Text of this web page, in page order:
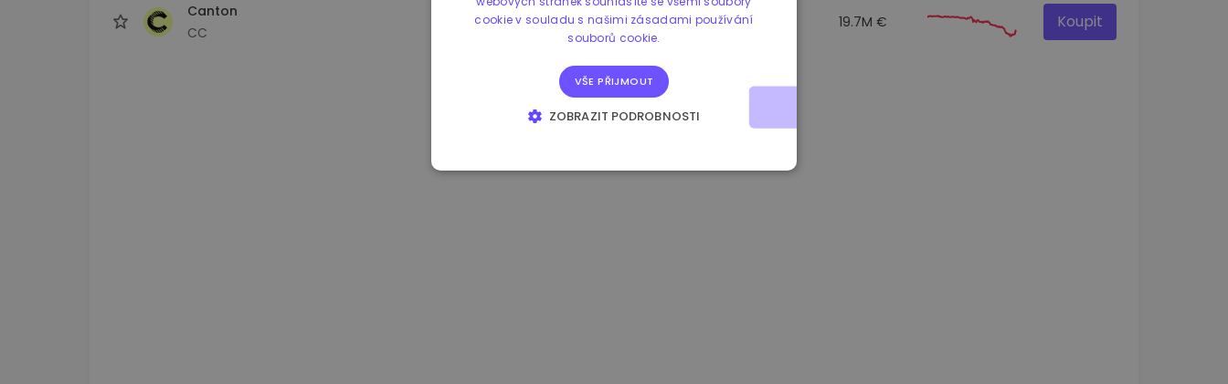
Canton
CC
0.080659000 € -4.80% 3.2B € 19.7M € Koupit
cookie v souladu s našimi zásadami používání
souborů cookie.
VŠE PŘIJMOUT
ZOBRAZIT PODROBNOSTI